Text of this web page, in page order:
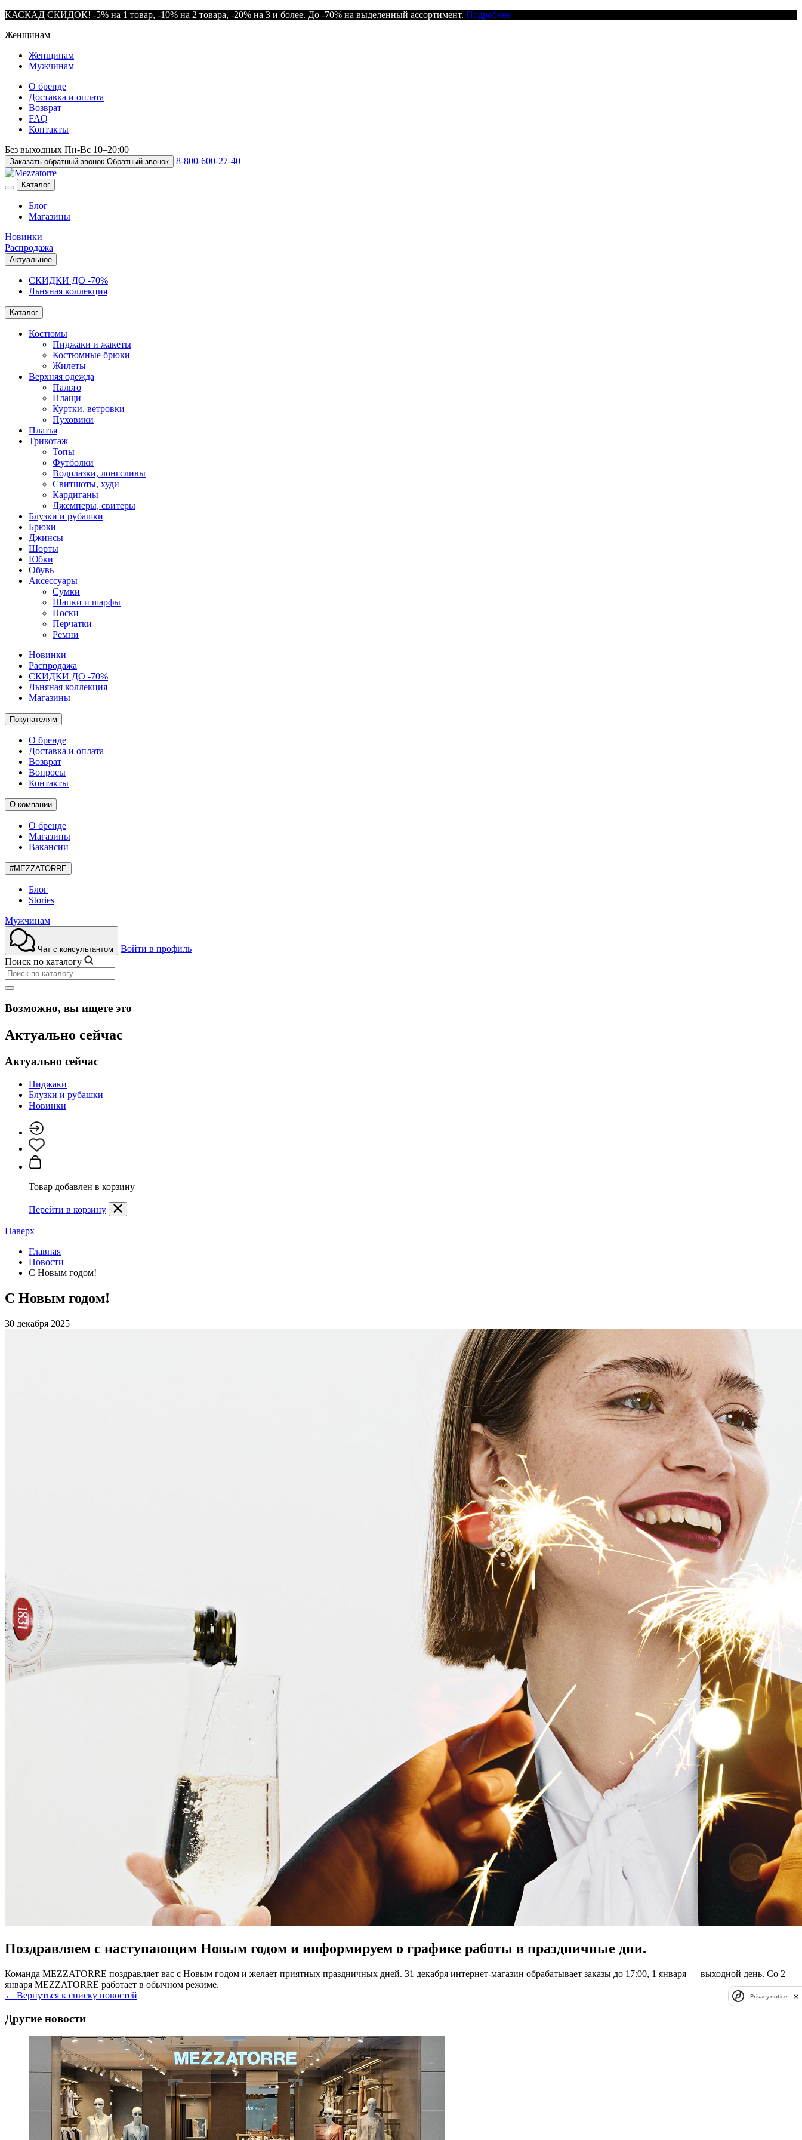
КАСКАД СКИДОК! -5% на 1 товар, -10% на 2 товара, -20% на 3 и более. До -70% на выделенный ассортимент. Подробнее
Женщинам
Женщинам
Мужчинам
О бренде
Доставка и оплата
Возврат
FAQ
Контакты
Без выходных Пн-Вс 10–20:00
Заказать обратный звонок Обратный звонок 8-800-600-27-40
Каталог
Блог
Магазины
Новинки
Распродажа
Актуальное
СКИДКИ ДО -70%
Льняная коллекция
Каталог
Костюмы
Пиджаки и жакеты
Костюмные брюки
Жилеты
Верхняя одежда
Пальто
Плащи
Куртки, ветровки
Пуховики
Платья
Трикотаж
Топы
Футболки
Водолазки, лонгсливы
Свитшоты, худи
Кардиганы
Джемперы, свитеры
Блузки и рубашки
Брюки
Джинсы
Шорты
Юбки
Обувь
Аксессуары
Сумки
Шапки и шарфы
Носки
Перчатки
Ремни
Новинки
Распродажа
СКИДКИ ДО -70%
Льняная коллекция
Магазины
Покупателям
О бренде
Доставка и оплата
Возврат
Вопросы
Контакты
О компании
О бренде
Магазины
Вакансии
#MEZZATORRE
Блог
Stories
Мужчинам
Чат с консультантом
Войти в профиль
Поиск по каталогу
Возможно, вы ищете это
Актуально сейчас
Актуально сейчас
Пиджаки
Блузки и рубашки
Новинки
Товар добавлен в корзину
Перейти в корзину
Наверх
Главная
Новости
С Новым годом!
С Новым годом!
30 декабря 2025
Поздравляем с наступающим Новым годом и информируем о графике работы в праздничные дни.
Команда MEZZATORRE поздравляет вас с Новым годом и желает приятных праздничных дней. 31 декабря интернет-магазин обрабатывает заказы до 17:00, 1 января — выходной день. Со 2
января MEZZATORRE работает в обычном режиме.
← Вернуться к списку новостей
Другие новости
Privacy notice